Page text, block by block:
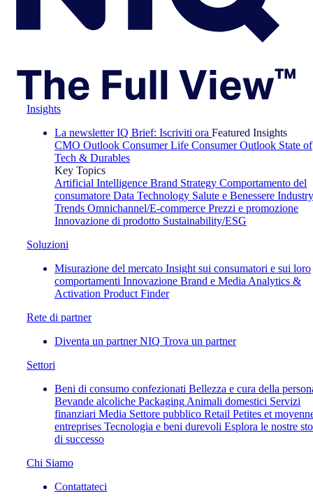
Insights
La newsletter IQ Brief: Iscriviti ora Featured Insights
CMO Outlook Consumer Life Consumer Outlook State of
Tech & Durables
Key Topics
Artificial Intelligence Brand Strategy Comportamento del
consumatore Data Technology Salute e Benessere Industry
Trends Omnichannel/E-commerce Prezzi e promozione
Innovazione di prodotto Sustainability/ESG
Soluzioni
Misurazione del mercato Insight sui consumatori e sui loro
comportamenti Innovazione Brand e Media Analytics &
Activation Product Finder
Rete di partner
Diventa un partner NIQ Trova un partner
Settori
Beni di consumo confezionati Bellezza e cura della
Bevande alcoliche Packaging Animali domestici Servizi
finanziari Media Settore pubblico Retail Petites et
entreprises Tecnologia e beni durevoli Esplora le nostre
di successo
Chi Siamo
Contattateci